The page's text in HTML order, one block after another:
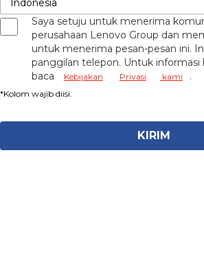
Saya setuju untuk menerima
perusahaan Lenovo Group dan
untuk menerima pesan-pesan ini.
panggilan telepon. Untuk informasi
baca
Kebijakan Privasi kami .
KIRIM